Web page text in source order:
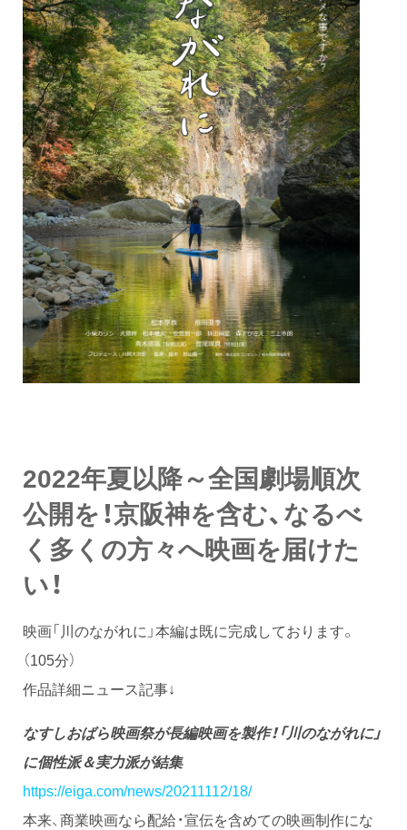
2022年夏以降～全国劇場順次
公開を！京阪神を含む、なるべ
く多くの方々へ映画を届けた
い！
映画「川のながれに」本編は既に完成しております。
（105分）
作品詳細ニュース記事↓
なすしおばら映画祭が長編映画を製作！「川のながれに」
に個性派＆実力派が結集
https://eiga.com/news/20211112/18/
本来、商業映画なら配給・宣伝を含めての映画制作にな